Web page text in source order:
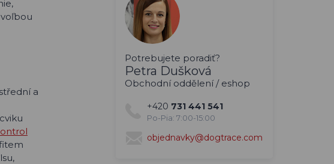
a
Potrebujete poradiť?
Petra Dušková
Obchodní oddělení / eshop
+420 731 441 541
Po-Pia: 7:00-15:00
objednavky@dogtrace.com